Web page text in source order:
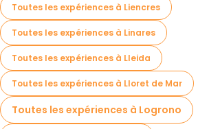
Toutes les expériences à Liencres
Toutes les expériences à Linares
Toutes les expériences à Lleida
Toutes les expériences à Lloret de Mar
Toutes les expériences à Logrono